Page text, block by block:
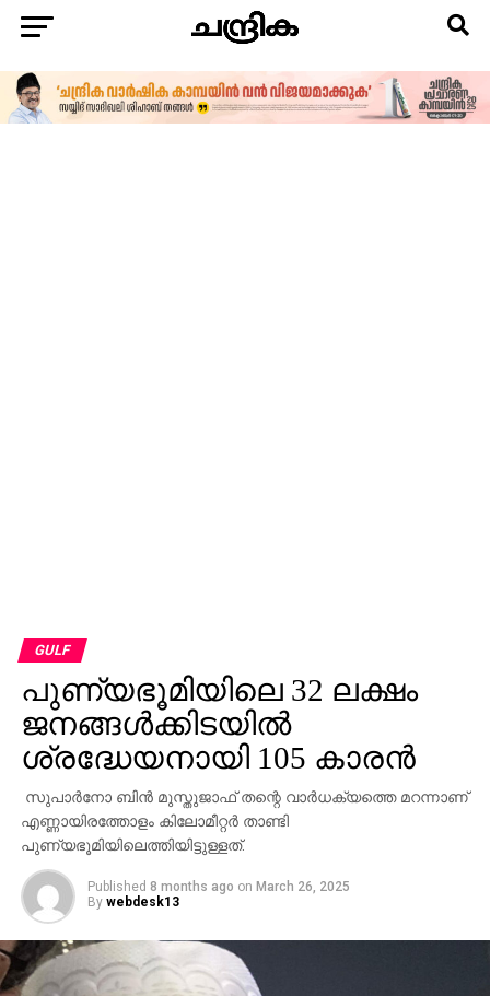
GULF
പുണ്യഭൂമിയിലെ 32 ലക്ഷം
ജനങ്ങള്‍ക്കിടയില്‍
ശ്രദ്ധേയനായി 105 കാരൻ
സുപാര്‍നോ ബിന്‍ മുസ്തുജാഫ് തന്റെ വാര്‍ധക്യത്തെ മറന്നാണ്
എണ്ണായിരത്തോളം കിലോമീറ്റര്‍ താണ്ടി
പുണ്യഭൂമിയിലെത്തിയിട്ടുള്ളത്.
Published 8 months ago on March 26, 2025
By webdesk13